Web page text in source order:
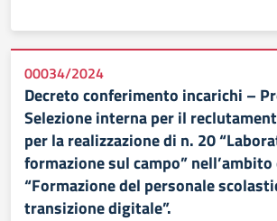
00034/2024
Decreto conferimento incarichi –
Selezione interna per il
per la realizzazione di n. 20
formazione sul campo”
“Formazione del personale
transizione digitale”.